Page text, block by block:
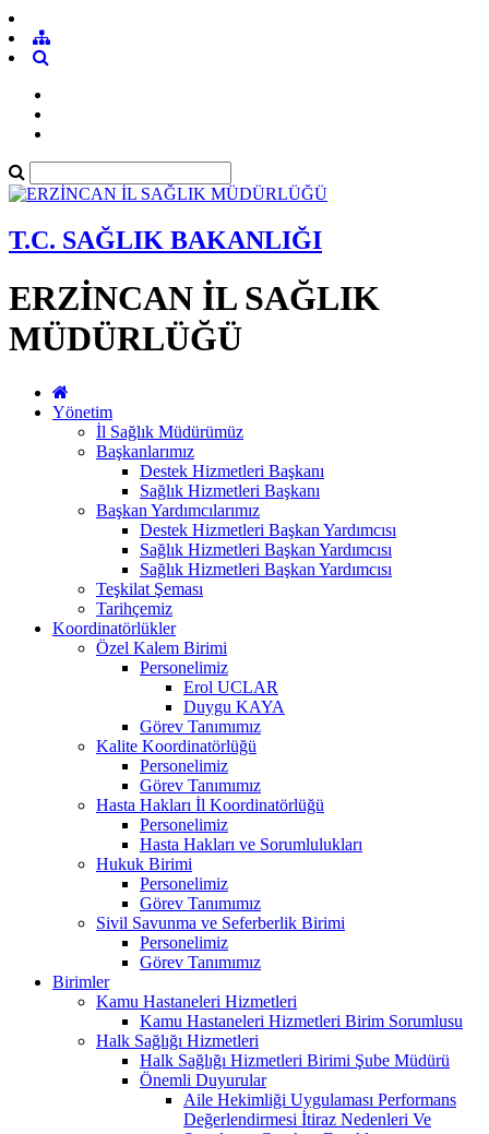
T.C. SAĞLIK BAKANLIĞI
ERZİNCAN İL SAĞLIK
MÜDÜRLÜĞÜ
Yönetim
İl Sağlık Müdürümüz
Başkanlarımız
Destek Hizmetleri Başkanı
Sağlık Hizmetleri Başkanı
Başkan Yardımcılarımız
Destek Hizmetleri Başkan Yardımcısı
Sağlık Hizmetleri Başkan Yardımcısı
Sağlık Hizmetleri Başkan Yardımcısı
Teşkilat Şeması
Tarihçemiz
Koordinatörlükler
Özel Kalem Birimi
Personelimiz
Erol UCLAR
Duygu KAYA
Görev Tanımımız
Kalite Koordinatörlüğü
Personelimiz
Görev Tanımımız
Hasta Hakları İl Koordinatörlüğü
Personelimiz
Hasta Hakları ve Sorumlulukları
Hukuk Birimi
Personelimiz
Görev Tanımımız
Sivil Savunma ve Seferberlik Birimi
Personelimiz
Görev Tanımımız
Birimler
Kamu Hastaneleri Hizmetleri
Kamu Hastaneleri Hizmetleri Birim Sorumlusu
Halk Sağlığı Hizmetleri
Halk Sağlığı Hizmetleri Birimi Şube Müdürü
Önemli Duyurular
Aile Hekimliği Uygulaması Performans
Değerlendirmesi İtiraz Nedenleri Ve